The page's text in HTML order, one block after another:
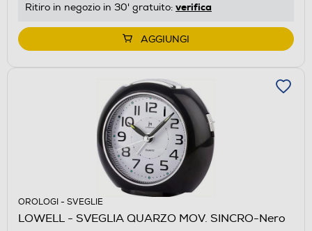
Ritiro in negozio in 30' gratuito: verifica
AGGIUNGI
OROLOGI - SVEGLIE
LOWELL - SVEGLIA QUARZO MOV. SINCRO-Nero